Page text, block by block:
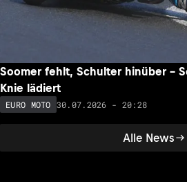
Alle News
Soomer fehlt, Schulter hinüber –
Knie lädiert
EURO MOTO 30.07.2026 - 20:28